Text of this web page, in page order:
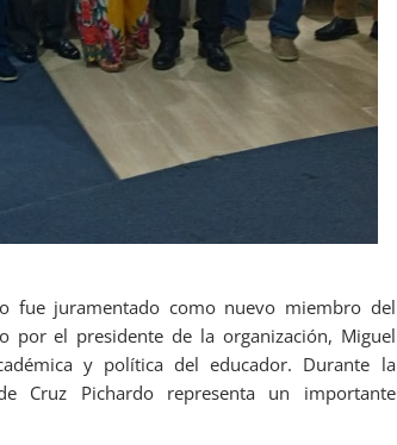
fue juramentado como nuevo miembro del
por el presidente de la organización, Miguel
y política del educador. Durante la
Cruz Pichardo representa un importante